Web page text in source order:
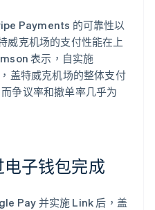
Payments 的可靠性以
威克机场的支付性能在上
表示，自实施
盖特威克机场的整体支付
争议率和撤单率几乎为
子钱包完成
Pay 并实施 Link 后，盖